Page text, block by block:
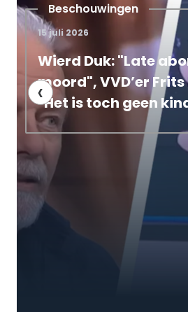
10 maart 2026
De straat op
Den Haag
scanderen
‹